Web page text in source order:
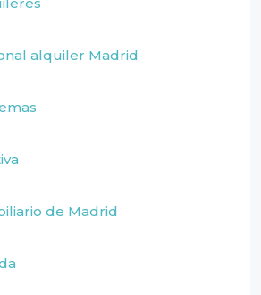
alquiler Madrid
de Madrid